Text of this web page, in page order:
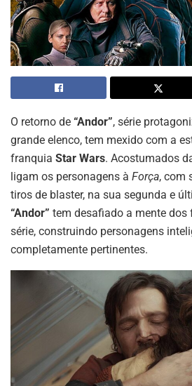
O retorno de “Andor”, série
grande elenco, tem mexido com a
franquia Star Wars. Acostumados
ligam os personagens à Força, com
tiros de blaster, na sua segunda e
“Andor” tem desafiado a mente
série, construindo personagens
completamente pertinentes.